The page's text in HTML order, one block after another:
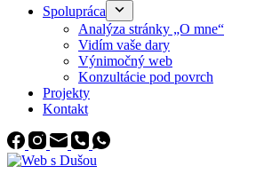
Spolupráca
Analýza stránky „O mne“
Vidím vaše dary
Výnimočný web
Konzultácie pod povrch
Projekty
Kontakt